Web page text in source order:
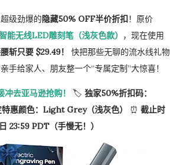
级劲爆的隐藏50% OFF半价折扣！原价
能无线LED雕刻笔（浅灰色款）
，现在使用
斩只要 $29.49！
快把那些无聊的流水线礼物
手给家人、朋友整一个“专属定制”大惊喜！
去亚马逊抢购！ 🏷️ 独家50%折扣码：
特惠颜色：Light Grey（浅灰色） ⏰ 截止时
23:59 PDT（手慢无！）